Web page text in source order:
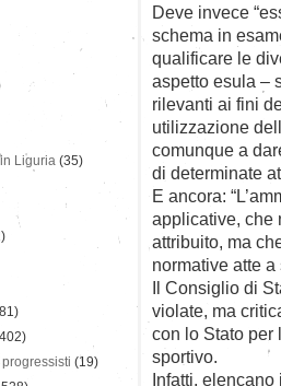
Deve invece
schema in
qualificare le
aspetto esula –
rilevanti ai fini
utilizzazione
comunque a
di determinate
E ancora:
applicative, che
attribuito, ma
normative atte
Il Consiglio di
violate, ma
con lo Stato per
sportivo.
Infatti,
Liguria (35)
(19)